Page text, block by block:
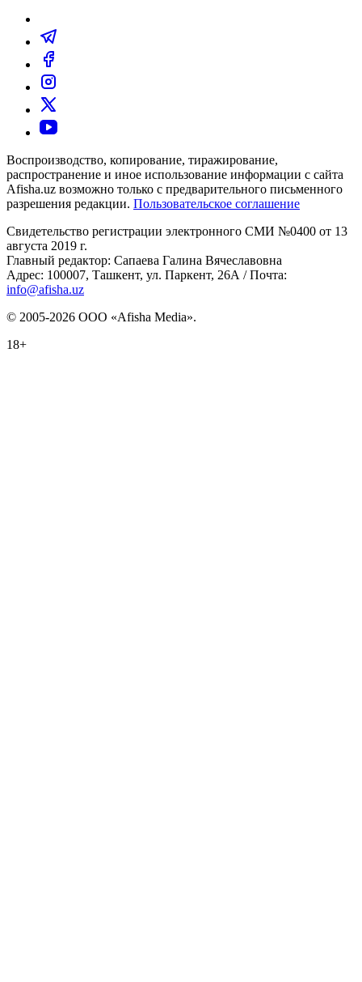
Воспроизводство, копирование, тиражирование,
распространение и иное использование информации с сайта
Afisha.uz возможно только с предварительного письменного
разрешения редакции. Пользовательское соглашение
Свидетельство регистрации электронного СМИ №0400 от 13
августа 2019 г.
Главный редактор: Сапаева Галина Вячеславовна
Адрес: 100007, Ташкент, ул. Паркент, 26А / Почта:
info@afisha.uz
© 2005-2026 ООО «Afisha Media».
18+